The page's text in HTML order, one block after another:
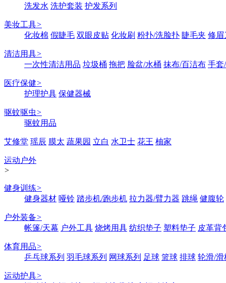
洗发水 洗护套装 护发系列
美妆工具>
化妆棉 假睫毛 双眼皮贴 化妆刷 粉扑/洗脸扑 睫毛夹 修眉
清洁用具>
一次性清洁用品 垃圾桶 拖把 脸盆/水桶 抹布/百洁布 手套
医疗保健>
护理护具 保健器械
驱蚊驱虫>
驱蚊用品
艾修堂 瑶辰 膜太 蔬果园 立白 水卫士 花王 柚家
运动户外
>
健身训练>
健身器材 哑铃 踏步机/跑步机 拉力器/臂力器 跳绳 健腹轮
户外装备>
帐篷/天幕 户外工具 烧烤用具 纺织垫子 塑料垫子 皮革背
体育用品>
乒乓球系列 羽毛球系列 网球系列 足球 篮球 排球 轮滑/滑
运动护具>